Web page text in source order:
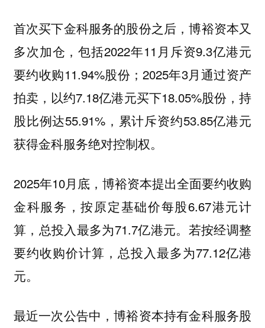
首次买下金科服务的股份之后，博裕资本又
多次加仓，包括2022年11月斥资9.3亿港元
要约收购11.94%股份；2025年3月通过资产
拍卖，以约7.18亿港元买下18.05%股份，持
股比例达55.91%，累计斥资约53.85亿港元
获得金科服务绝对控制权。
2025年10月底，博裕资本提出全面要约收购
金科服务，按原定基础价每股6.67港元计
算，总投入最多为71.7亿港元。若按经调整
要约收购价计算，总投入最多为77.12亿港
元。
最近一次公告中，博裕资本持有金科服务股